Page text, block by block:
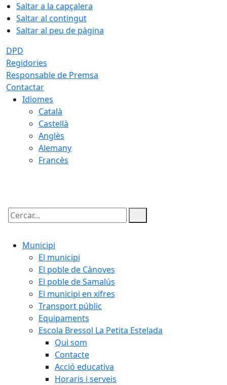
Saltar a la capçalera
Saltar al contingut
Saltar al peu de pàgina
DPD
Regidories
Responsable de Premsa
Contactar
Idiomes
Català
Castellà
Anglès
Alemany
Francès
Cercar:
Municipi
El municipi
El poble de Cànoves
El poble de Samalús
El municipi en xifres
Transport públic
Equipaments
Escola Bressol La Petita Estelada
Qui som
Contacte
Acció educativa
Horaris i serveis